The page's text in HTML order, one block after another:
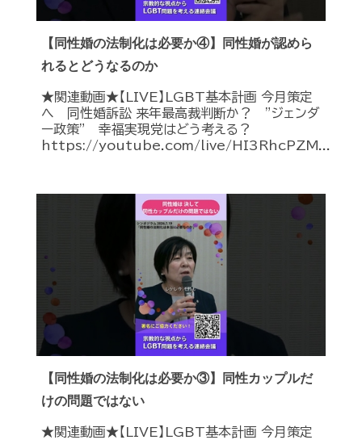
【同性婚の法制化は必要か④】同性婚が認めら
れるとどうなるのか
★関連動画★【LIVE】LGBT基本計画 今月策定
へ 同性婚訴訟 来年最高裁判断か？ ”ジェンダ
ー政策” 幸福実現党はどう考える？
https://youtube.com/live/HI3RhcPZM...
【同性婚の法制化は必要か③】同性カップルだ
けの問題ではない
★関連動画★【LIVE】LGBT基本計画 今月策定